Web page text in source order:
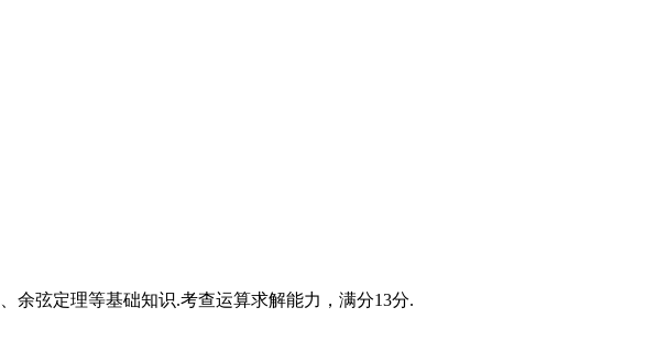
余弦定理等基础知识.考查运算求解能力，满分13分.